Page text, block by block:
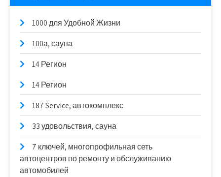
1000 для Удобной Жизни
100а, сауна
14 Регион
14 Регион
187 Service, автокомплекс
33 удовольствия, сауна
7 ключей, многопрофильная сеть
автоцентров по ремонту и обслуживанию
автомобилей